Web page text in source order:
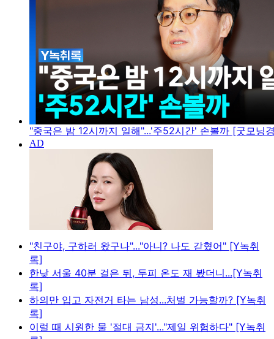
"중국은 밤 12시까지 일해"...'주52시간' 손볼까 [굿모닝
"친구야, 구하러 왔구나"..."아니? 나도 갇혔어" [Y녹취
록]
한낮 서울 40분 걸은 뒤, 두피 온도 재 봤더니...[Y녹취
록]
하의만 입고 자전거 타는 남성...처벌 가능할까? [Y녹취
록]
이럴 때 시원한 물 '절대 금지'..."제일 위험하다" [Y녹취